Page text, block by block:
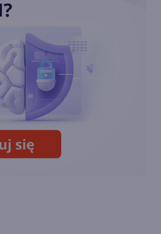
Windows Defender uzyskał
Antywirusa" w AV-TEST
Defender chroni już ponad
50% komputerów z Windows